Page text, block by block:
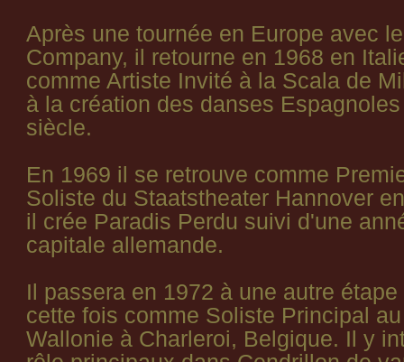
Après une tournée en Europe avec
Company, il retourne en 1968 en
comme Artiste Invité à la Scala de
à la création des danses
siècle.
En 1969 il se retrouve comme
Soliste du Staatstheater Hannover
il crée Paradis Perdu suivi d'une
capitale allemande.
Il passera en 1972 à une autre
cette fois comme Soliste Principal
Wallonie à Charleroi, Belgique. Il y